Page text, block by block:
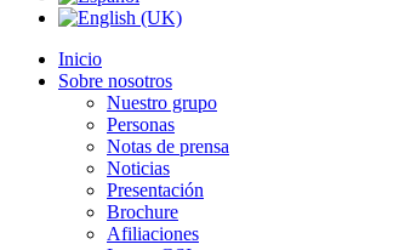
Inicio
Sobre nosotros
Nuestro grupo
Personas
Notas de prensa
Noticias
Presentación
Brochure
Afiliaciones